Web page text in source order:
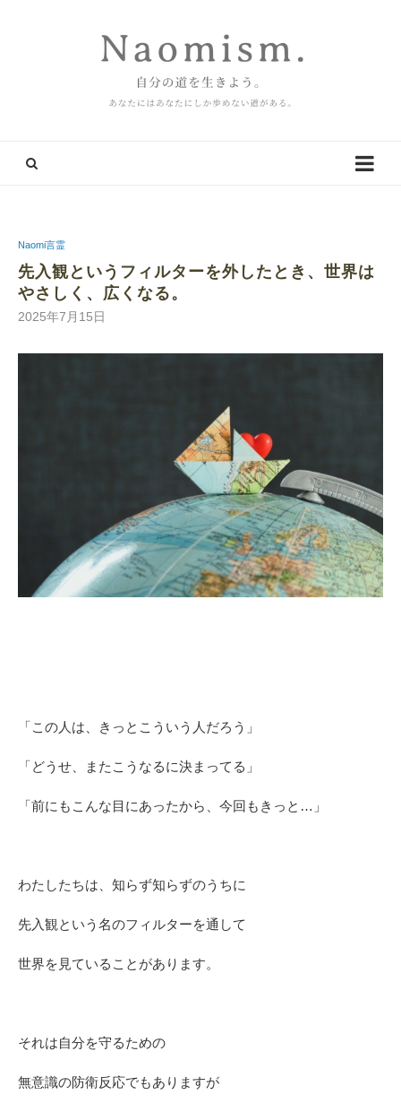
Naomi言霊
先入観というフィルターを外したとき、世界は
やさしく、広くなる。
2025年7月15日
「この人は、きっとこういう人だろう」
「どうせ、またこうなるに決まってる」
「前にもこんな目にあったから、今回もきっと…」
わたしたちは、知らず知らずのうちに
先入観という名のフィルターを通して
世界を見ていることがあります。
それは自分を守るための
無意識の防衛反応でもありますが